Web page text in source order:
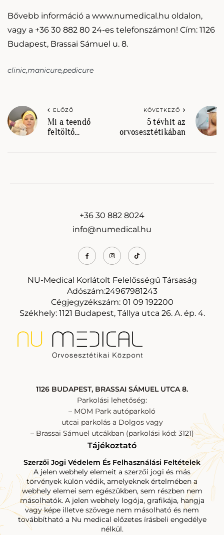
Bővebb információ a www.numedical.hu oldalon,
vagy a +36 30 882 80 24-es telefonszámon! Cím: 1126
Budapest, Brassai Sámuel u. 8.
clinicmanicurepedicure
ELŐZŐ
Mi a teendő
feltöltő
KÖVETKEZŐ
5 tévhit az
orvosesztétikában
1126 BUDAPEST, BRASSAI SÁMUEL UTCA 8.
Parkolási lehetőség:
– MOM Park autóparkoló
utcai parkolás a Dolgos vagy
– Brassai Sámuel utcákban (parkolási kód: 3121)
+36 30 882 8024
info@numedical.hu
NU-Medical Korlátolt Felelősségű Társaság
Adószám:24967981243
Cégjegyzékszám: 01 09 192200
Székhely: 1121 Budapest, Tállya utca 26. A. ép. 4.
Tájékoztató
Szerzői Jogi Védelem És Felhasználási Feltételek
A jelen webhely elemeit a szerzői jogi és más
törvények külön védik, amelyeknek értelmében a
webhely elemei sem egészükben, sem részben nem
másolhatók. A jelen webhely logója, grafikája, hangja
vagy képe illetve szövege nem másolható és nem
továbbítható a Nu medical előzetes írásbeli engedélye
nélkül.